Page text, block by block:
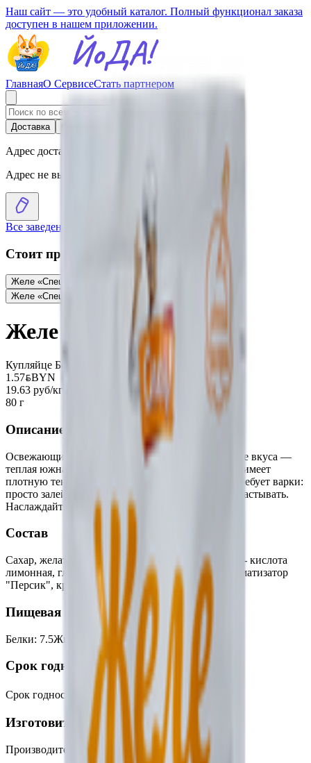
Наш сайт — это удобный каталог. Полный функционал заказа
доступен в нашем приложении.
ГлавнаяО СервисеСтать партнером
Доставка
Адрес доставки
Адрес не выбран
Все заведения Желе «Спец» персик
Стоит присмотреться
Желе «Спец» вишня-малина 1.57
Желе «Спец» апельсин
Желе «Спец» персик
Купляйце Беларускае
1.57BYNBYN
19.63 руб/кг
80 г
Описание
Освежающий десерт французской кухни. В основе вкуса —
теплая южная сладость и сочность персика. Желе имеет
плотную текстуру и долго сохраняет форму. Не требует варки:
просто залейте кипятком, размешайте и оставьте застывать.
Наслаждайтесь сочным вкусом легкого десерта!
Состав
Сахар, желатин пищевой, регулятор кислотности - кислота
лимонная, глюкоза, , краситель бета-каротин, ароматизатор
"Персик", краситель красный свекольный.
Пищевая ценность на 100г
Белки: 7.5Жиры Углеводы :90 Калории 390
Срок годности
Срок годности При t не выше +20℃-2 года
Изготовитель
Производитель:
ООО «Гурмина-ПРО»